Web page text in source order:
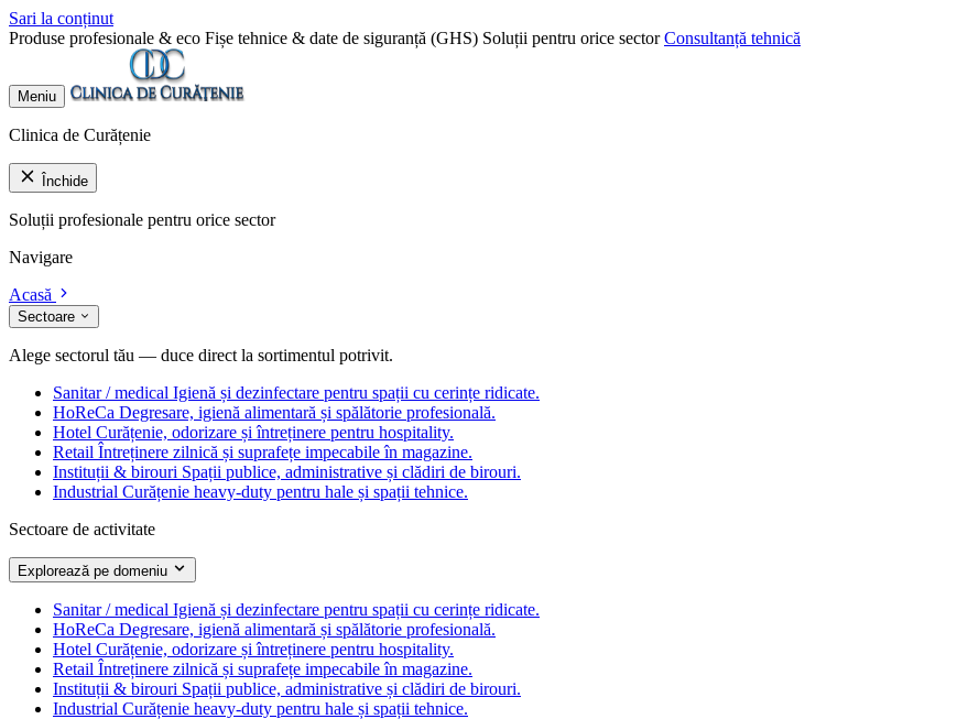
Sari la conținut
Produse profesionale & eco Fișe tehnice & date de siguranță (GHS) Soluții pentru orice sector Consultanță tehnică
Meniu
Clinica de Curățenie
Închide
Soluții profesionale pentru orice sector
Navigare
Acasă
Sectoare
Alege sectorul tău — duce direct la sortimentul potrivit.
Sanitar / medical Igienă și dezinfectare pentru spații cu cerințe ridicate.
HoReCa Degresare, igienă alimentară și spălătorie profesională.
Hotel Curățenie, odorizare și întreținere pentru hospitality.
Retail Întreținere zilnică și suprafețe impecabile în magazine.
Instituții & birouri Spații publice, administrative și clădiri de birouri.
Industrial Curățenie heavy-duty pentru hale și spații tehnice.
Sectoare de activitate
Explorează pe domeniu
Sanitar / medical Igienă și dezinfectare pentru spații cu cerințe ridicate.
HoReCa Degresare, igienă alimentară și spălătorie profesională.
Hotel Curățenie, odorizare și întreținere pentru hospitality.
Retail Întreținere zilnică și suprafețe impecabile în magazine.
Instituții & birouri Spații publice, administrative și clădiri de birouri.
Industrial Curățenie heavy-duty pentru hale și spații tehnice.